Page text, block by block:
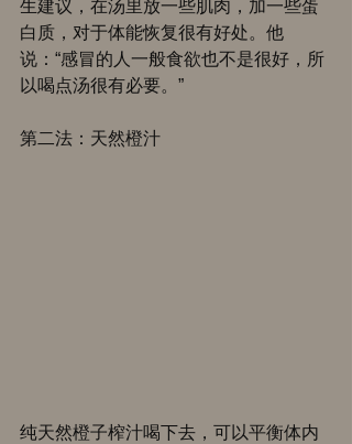
生建议，在汤里放一些肌肉，加一些蛋
白质，对于体能恢复很有好处。他
说：“感冒的人一般食欲也不是很好，所
以喝点汤很有必要。”
第二法：天然橙汁
纯天然橙子榨汁喝下去，可以平衡体内